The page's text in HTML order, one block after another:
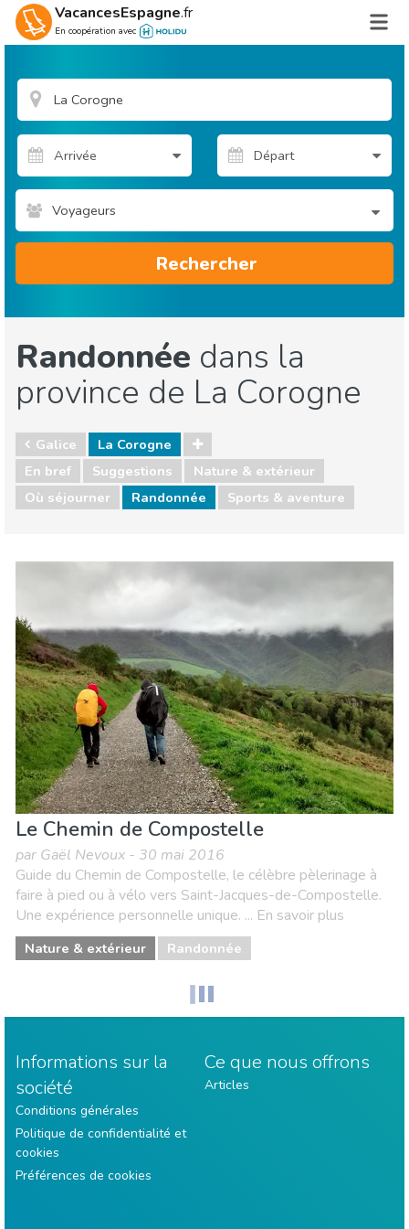
VacancesEspagne.fr
En coopération avec
Voyageurs
Rechercher
Randonnée dans la
province de La Corogne
Galice
La Corogne
En bref
Suggestions
Nature & extérieur
Où séjourner
Randonnée Sports & aventure
Nature & extérieur
Où séjourner
Le Chemin de Compostelle
par Gaël Nevoux - 30 mai 2016
Guide du Chemin de Compostelle, le célèbre pèlerinage à
faire à pied ou à vélo vers Saint-Jacques-de-Compostelle.
Une expérience personnelle unique. ... En savoir plus
Nature & extérieur Randonnée
Informations sur la
société
Conditions générales
Politique de confidentialité et
cookies
Préférences de cookies
Ce que nous offrons
Articles